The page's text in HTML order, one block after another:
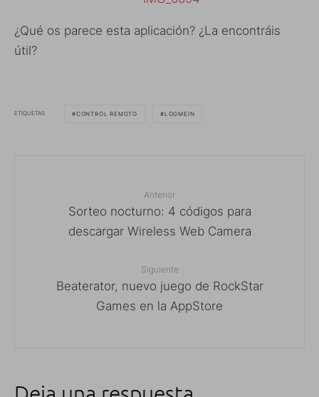
¿Qué os parece esta aplicación? ¿La encontráis
útil?
ETIQUETAS CONTROL REMOTO LOGMEIN
Anterior
Sorteo nocturno: 4 códigos para
descargar Wireless Web Camera
Siguiente
Beaterator, nuevo juego de RockStar
Games en la AppStore